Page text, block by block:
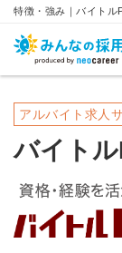
特徴・強み｜バイトル
アルバイト求人
バイト